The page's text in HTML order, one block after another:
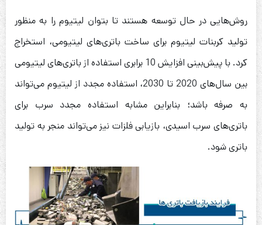
روش‌هایی در حال توسعه هستند تا بتوان لیتیوم را به منظور
تولید کربنات لیتیوم برای ساخت باتری‌های لیتیومی، استخراج
کرد. با پیش‌بینی افزایش 10 برابری استفاده از باتری‌های لیتیومی
بین سال‌های 2020 تا 2030، استفاده مجدد از لیتیوم می‌تواند
به صرفه باشد؛ بنابراین مشابه استفاده مجدد سرب برای
باتری‌های سرب اسیدی، بازیابی فلزات نیز می‌تواند منجر به تولید
باتری شود.